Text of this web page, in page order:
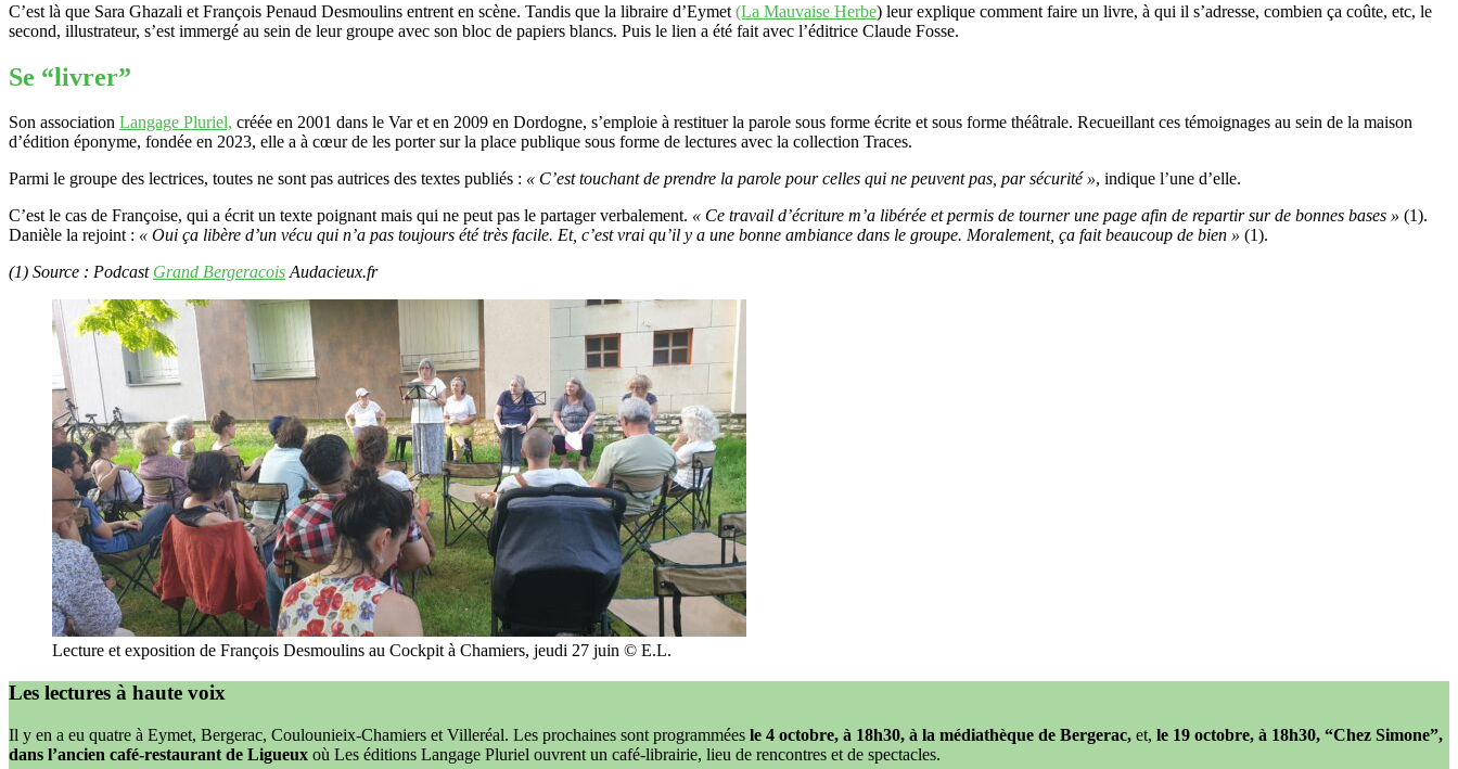
C’est là que Sara Ghazali et François Penaud Desmoulins entrent en scène. Tandis que la libraire d’Eymet (La Mauvaise Herbe) leur explique comment faire un livre, à qui il s’adresse, combien ça coûte, etc, le
second, illustrateur, s’est immergé au sein de leur groupe avec son bloc de papiers blancs. Puis le lien a été fait avec l’éditrice Claude Fosse.
Se “livrer”
Son association Langage Pluriel, créée en 2001 dans le Var et en 2009 en Dordogne, s’emploie à restituer la parole sous forme écrite et sous forme théâtrale. Recueillant ces témoignages au sein de la maison
d’édition éponyme, fondée en 2023, elle a à cœur de les porter sur la place publique sous forme de lectures avec la collection Traces.
Parmi le groupe des lectrices, toutes ne sont pas autrices des textes publiés : « C’est touchant de prendre la parole pour celles qui ne peuvent pas, par sécurité », indique l’une d’elle.
C’est le cas de Françoise, qui a écrit un texte poignant mais qui ne peut pas le partager verbalement. « Ce travail d’écriture m’a libérée et permis de tourner une page afin de repartir sur de bonnes bases » (1).
Danièle la rejoint : « Oui ça libère d’un vécu qui n’a pas toujours été très facile. Et, c’est vrai qu’il y a une bonne ambiance dans le groupe. Moralement, ça fait beaucoup de bien » (1).
(1) Source : Podcast Grand BergeracoisAudacieux.fr
Lecture et exposition de François Desmoulins au Cockpit à Chamiers, jeudi 27 juin © E.L.
Les lectures à haute voix
Il y en a eu quatre à Eymet, Bergerac, Coulounieix-Chamiers et Villeréal. Les prochaines sont programmées le 4 octobre, à 18h30, à la médiathèque de Bergerac, et, le 19 octobre, à 18h30, “Chez Simone”,
dans l’ancien café-restaurant de Ligueux où Les éditions Langage Pluriel ouvrent un café-librairie, lieu de rencontres et de spectacles.